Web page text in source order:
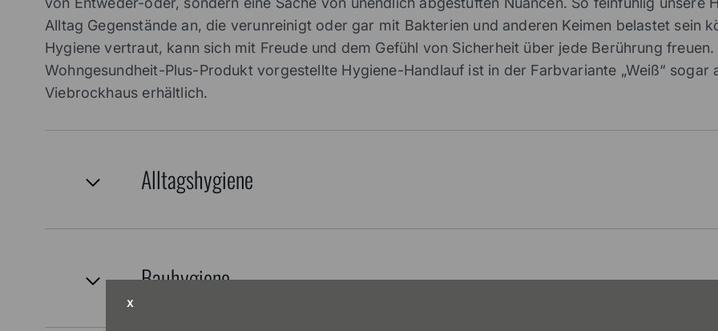
X
Alltag Gegenstände an, die verunreinigt oder gar mit Bakterien und anderen Keimen belastet sein
Hygiene vertraut, kann sich mit Freude und dem Gefühl von Sicherheit über jede Berührung
Wohngesundheit-Plus-Produkt vorgestellte Hygiene-Handlauf ist in der Farbvariante „Weiß“ sogar
Viebrockhaus erhältlich.
Alltagshygiene
Bauhygiene